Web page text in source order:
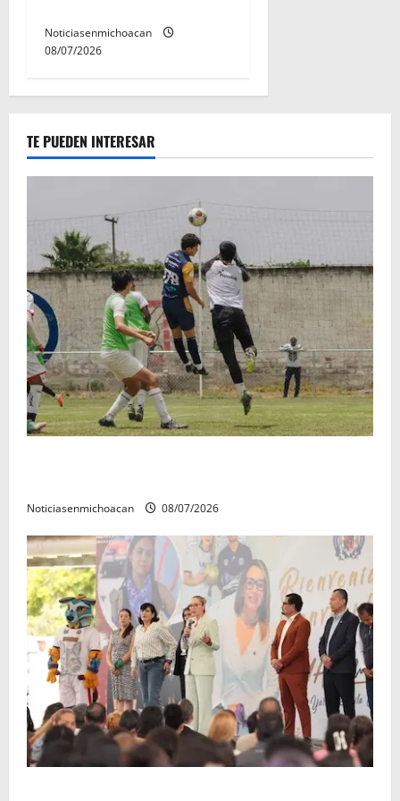
Noticiasenmichoacan
08/07/2026
TE PUEDEN INTERESAR
Noticiasenmichoacan 08/07/2026